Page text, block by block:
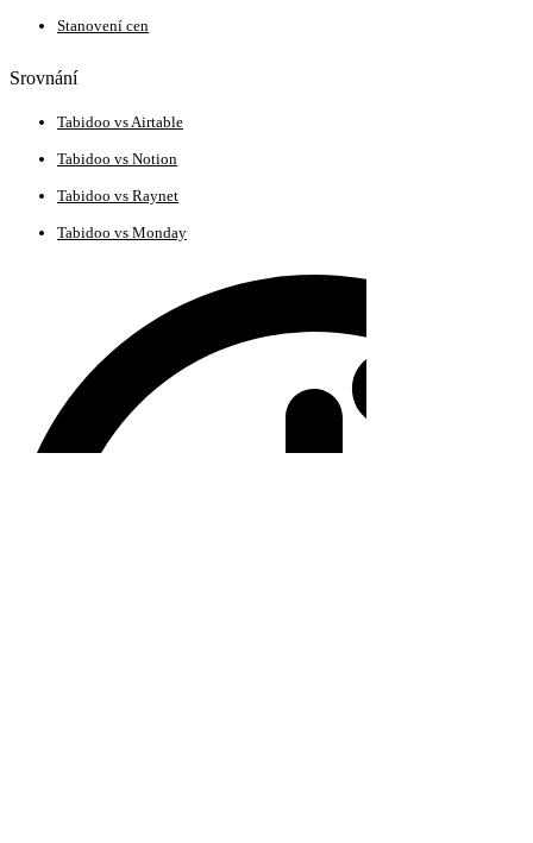
Stanovení cen
Srovnání
Tabidoo vs Airtable
Tabidoo vs Notion
Tabidoo vs Raynet
Tabidoo vs Monday